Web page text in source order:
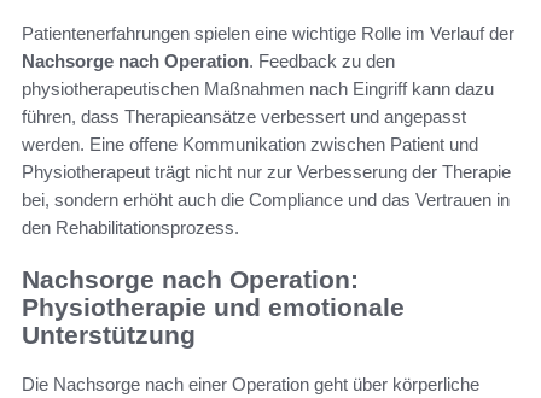
Patientenerfahrungen spielen eine wichtige Rolle im Verlauf der
Nachsorge nach Operation. Feedback zu den
physiotherapeutischen Maßnahmen nach Eingriff kann dazu
führen, dass Therapieansätze verbessert und angepasst
werden. Eine offene Kommunikation zwischen Patient und
Physiotherapeut trägt nicht nur zur Verbesserung der Therapie
bei, sondern erhöht auch die Compliance und das Vertrauen in
den Rehabilitationsprozess.
Nachsorge nach Operation:
Physiotherapie und emotionale
Unterstützung
Die Nachsorge nach einer Operation geht über körperliche